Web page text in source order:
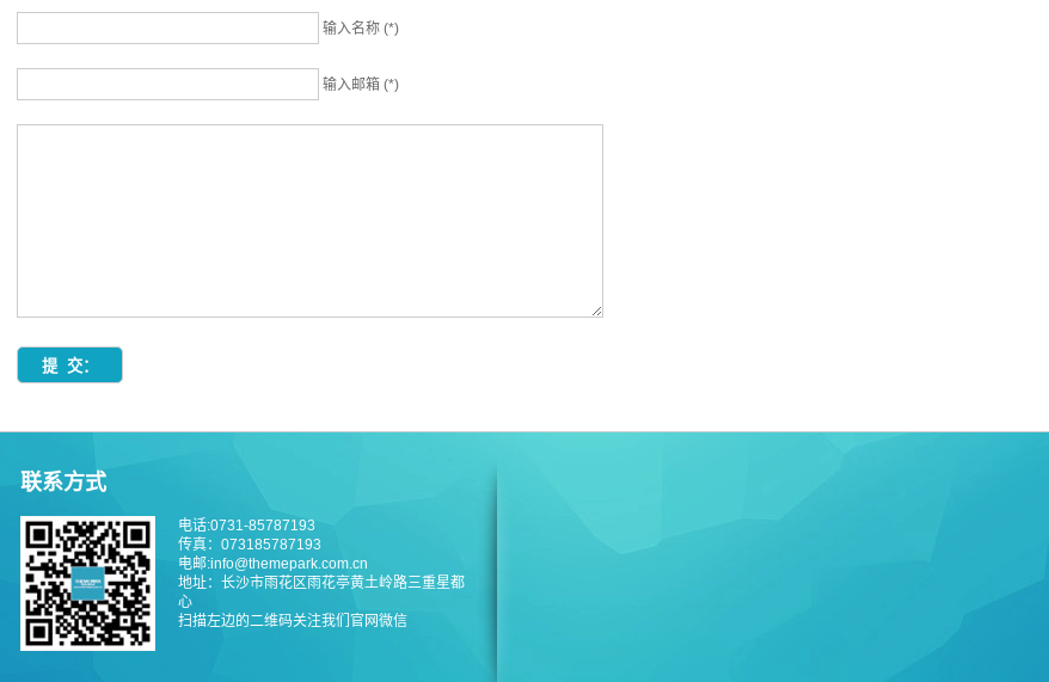
输入名称 (*)
输入邮箱 (*)
联系方式
电话:0731-85787193
传真：073185787193
电邮:info@themepark.com.cn
地址：长沙市雨花区雨花亭黄土岭路三重星都
心
扫描左边的二维码关注我们官网微信